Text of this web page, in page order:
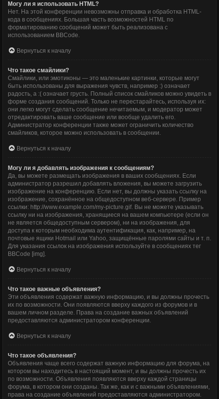
Могу ли я использовать HTML?
Нет. На этой конференции невозможны отправка и обработка HTML-
кода в сообщениях. Большая часть возможностей HTML по
форматированию сообщений может быть реализована с
использованием BBCode.
Вернуться к началу
Что такое смайлики?
Смайлики, или эмотиконы — это маленькие картинки, которые могут
быть использованы для выражения чувств, например :) означает
радость, а :( означает грусть. Полный список смайликов можно увидеть в
форме создания сообщений. Только не перестарайтесь, используя их:
они легко могут сделать сообщение нечитаемым, и модератор может
отредактировать ваше сообщение или вообще удалить его.
Администратор конференции также может ограничить количество
смайликов, которое можно использовать в сообщении.
Вернуться к началу
Могу ли я добавлять изображения к сообщениям?
Да, вы можете размещать изображения в ваших сообщениях. Если
администратор разрешил добавлять вложения, вы можете загрузить
изображение на конференцию. Если нет, вы должны указать ссылку на
изображение, сохранённое на общедоступном веб-сервере. Пример
ссылки: http://www.example.com/my-picture.gif. Вы не можете указывать
ссылку ни на изображения, хранящиеся на вашем компьютере (если он
не является общедоступным сервером), ни на изображения, для
доступа к которым необходима аутентификация, как, например, на
почтовые ящики Hotmail или Yahoo, защищённые паролями сайты и т. п.
Для указания ссылок на изображения используйте в сообщениях тег
BBCode [img].
Вернуться к началу
Что такое важные объявления?
Эти объявления содержат важную информацию, и вы должны прочесть
их по возможности. Они появляются вверху каждого из форумов и в
вашем личном разделе. Права на создание важных объявлений
предоставляются администратором конференции.
Вернуться к началу
Что такое объявления?
Объявления чаще всего содержат важную информацию для форума, на
котором вы находитесь в настоящий момент, и вы должны прочесть их
по возможности. Объявления появляются вверху каждой страницы
форума, в котором они созданы. Так же, как и с важными объявлениями,
права на создание объявлений предоставляются администратором.